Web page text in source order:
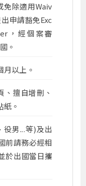
除適用Waiv
申請豁免Exc
，經個案審
。
以上。
、擅自增刪、
。
男...等)及出
前請務必經相
於出國當日攜